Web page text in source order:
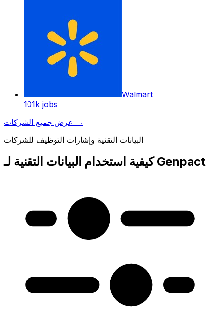
Walmart
101k jobs
عرض جميع الشركات →
البيانات التقنية وإشارات التوظيف للشركات
كيفية استخدام البيانات التقنية لـ Genpact